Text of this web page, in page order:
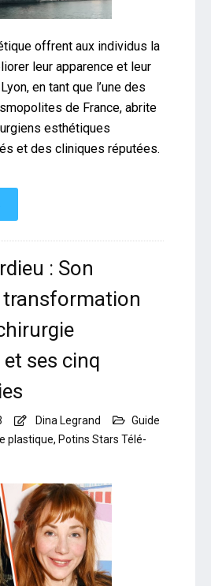
offrent aux individus la
leur apparence et leur
en tant que l’une des
de France, abrite
esthétiques
et des cliniques réputées.
: Son
transformation
ses cinq
Dina Legrand
Guide
plastique, Potins Stars Télé-